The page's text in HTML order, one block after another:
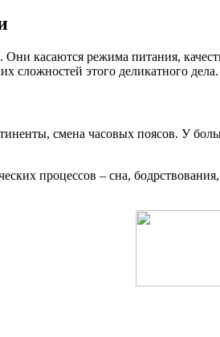
касаются режима питания,
сложностей этого деликатного дела.
смена часовых поясов. У
процессов – сна,